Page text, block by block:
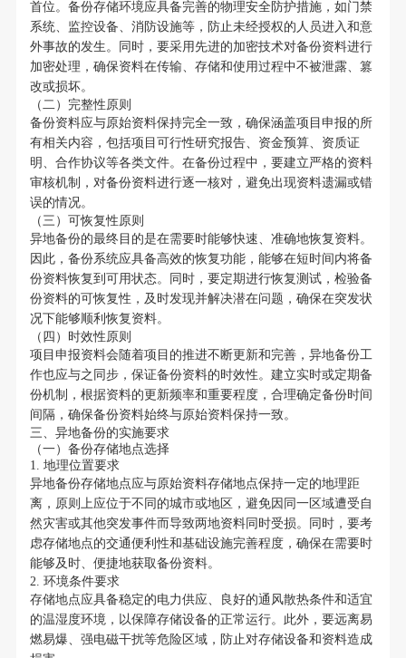
首位。备份存储环境应具备完善的物理安全防护措施，如门禁
系统、监控设备、消防设施等，防止未经授权的人员进入和意
外事故的发生。同时，要采用先进的加密技术对备份资料进行
加密处理，确保资料在传输、存储和使用过程中不被泄露、篡
改或损坏。
（二）完整性原则
备份资料应与原始资料保持完全一致，确保涵盖项目申报的所
有相关内容，包括项目可行性研究报告、资金预算、资质证
明、合作协议等各类文件。在备份过程中，要建立严格的资料
审核机制，对备份资料进行逐一核对，避免出现资料遗漏或错
误的情况。
（三）可恢复性原则
异地备份的最终目的是在需要时能够快速、准确地恢复资料。
因此，备份系统应具备高效的恢复功能，能够在短时间内将备
份资料恢复到可用状态。同时，要定期进行恢复测试，检验备
份资料的可恢复性，及时发现并解决潜在问题，确保在突发状
况下能够顺利恢复资料。
（四）时效性原则
项目申报资料会随着项目的推进不断更新和完善，异地备份工
作也应与之同步，保证备份资料的时效性。建立实时或定期备
份机制，根据资料的更新频率和重要程度，合理确定备份时间
间隔，确保备份资料始终与原始资料保持一致。
三、异地备份的实施要求
（一）备份存储地点选择
1. 地理位置要求
异地备份存储地点应与原始资料存储地点保持一定的地理距
离，原则上应位于不同的城市或地区，避免因同一区域遭受自
然灾害或其他突发事件而导致两地资料同时受损。同时，要考
虑存储地点的交通便利性和基础设施完善程度，确保在需要时
能够及时、便捷地获取备份资料。
2. 环境条件要求
存储地点应具备稳定的电力供应、良好的通风散热条件和适宜
的温湿度环境，以保障存储设备的正常运行。此外，要远离易
燃易爆、强电磁干扰等危险区域，防止对存储设备和资料造成